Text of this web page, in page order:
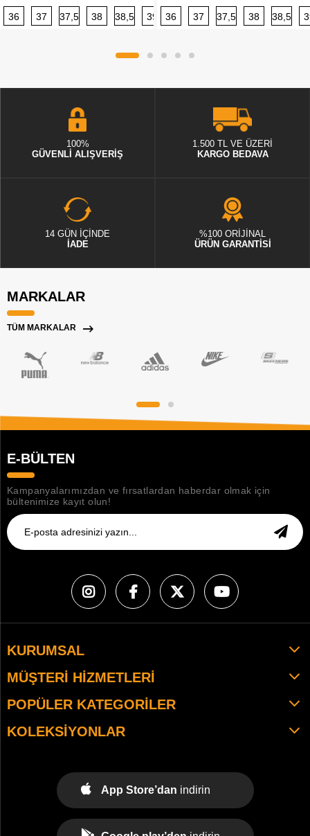
36 37 37,5 38 38,5 39 40 40,5 41 42 42,5
36 37 37,5 38 38,5
100%
GÜVENLİ ALIŞVERİŞ
1.500 TL VE ÜZERİ
KARGO BEDAVA
14 GÜN İÇİNDE
İADE
%100 ORİJİNAL
ÜRÜN GARANTİSİ
MARKALAR
TÜM MARKALAR
E-BÜLTEN
Kampanyalarımızdan ve fırsatlardan haberdar olmak için
bültenimize kayıt olun!
KURUMSAL
MÜŞTERI HIZMETLERI
POPÜLER KATEGORILER
KOLEKSIYONLAR
App Store’dan indirin